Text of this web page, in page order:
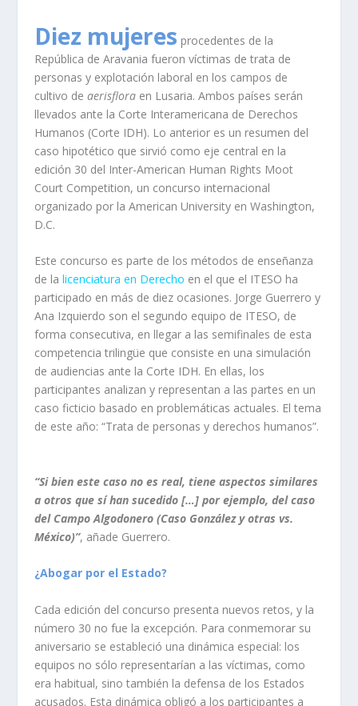
Diez mujeres procedentes de la
República de Aravania fueron víctimas de trata de
personas y explotación laboral en los campos de
cultivo de aerisfloraen Lusaria. Ambos países serán
llevados ante la Corte Interamericana de Derechos
Humanos (Corte IDH). Lo anterior es un resumen del
caso hipotético que sirvió como eje central en la
edición 30 del Inter-American Human Rights Moot
Court Competition, un concurso internacional
organizado por la American University en Washington,
D.C.
Este concurso es parte de los métodos de enseñanza
de la licenciatura en Derecho en el que el ITESO ha
participado en más de diez ocasiones. Jorge Guerrero y
Ana Izquierdo son el segundo equipo de ITESO, de
forma consecutiva, en llegar a las semifinales de esta
competencia trilingüe que consiste en una simulación
de audiencias ante la Corte IDH. En ellas, los
participantes analizan y representan a las partes en un
caso ficticio basado en problemáticas actuales. El tema
de este año: “Trata de personas y derechos humanos”.
“Si bien este caso no es real, tiene aspectos similares
a otros que sí han sucedido […] por ejemplo, del caso
del Campo Algodonero (Caso González y otras vs.
México)”, añade Guerrero.
¿Abogar por el Estado?
Cada edición del concurso presenta nuevos retos, y la
número 30 no fue la excepción. Para conmemorar su
aniversario se estableció una dinámica especial: los
equipos no sólo representarían a las víctimas, como
era habitual, sino también la defensa de los Estados
acusados. Esta dinámica obligó a los participantes a